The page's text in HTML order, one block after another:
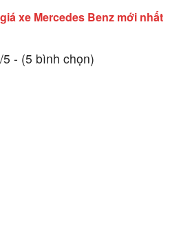
xe Mercedes Benz mới nhất
5 - (5 bình chọn)